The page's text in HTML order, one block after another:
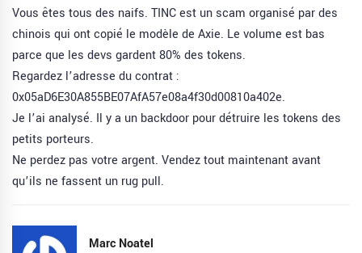
Vous êtes tous des naifs. TINC est un scam organisé par des
chinois qui ont copié le modèle de Axie. Le volume est bas
parce que les devs gardent 80% des tokens.
Regardez l’adresse du contrat :
0x05aD6E30A855BE07AfA57e08a4f30d00810a402e.
Je l’ai analysé. Il y a un backdoor pour détruire les tokens des
petits porteurs.
Ne perdez pas votre argent. Vendez tout maintenant avant
qu’ils ne fassent un rug pull.
Marc Noatel